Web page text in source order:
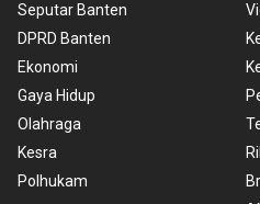
Seputar Banten
DPRD Banten
Ekonomi
Gaya Hidup
Olahraga
Kesra
Polhukam